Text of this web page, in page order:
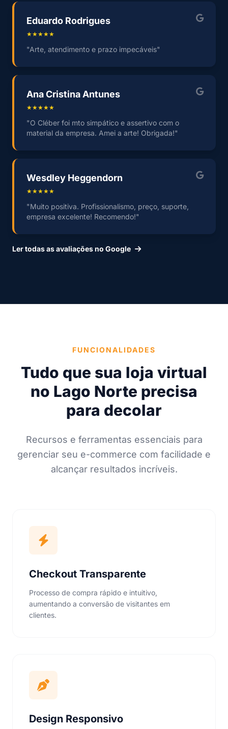
Eduardo Rodrigues
★★★★★
"Arte, atendimento e prazo impecáveis"
Ana Cristina Antunes
★★★★★
"O Cléber foi mto simpático e assertivo com o
material da empresa. Amei a arte! Obrigada!"
Wesdley Heggendorn
★★★★★
"Muito positiva. Profissionalismo, preço, suporte,
empresa excelente! Recomendo!"
Ler todas as avaliações no Google
FUNCIONALIDADES
Tudo que sua loja virtual
no Lago Norte precisa
para decolar
Recursos e ferramentas essenciais para
gerenciar seu e-commerce com facilidade e
alcançar resultados incríveis.
Checkout Transparente
Processo de compra rápido e intuitivo,
aumentando a conversão de visitantes em
clientes.
Design Responsivo